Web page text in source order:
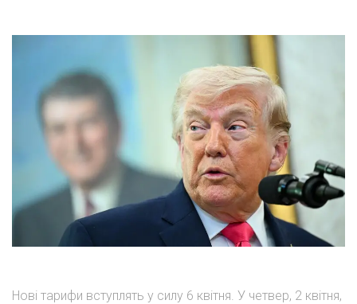
Нові тарифи вступлять у силу 6 квітня. У четвер, 2 квітня,